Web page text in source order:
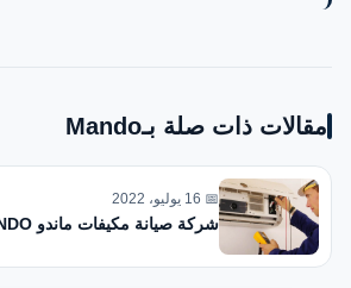
مقالات ذات صلة بـMando
📅 16 يوليو، 2022
شركة صيانة مكيفات ماندو MANDO في أبوظبي